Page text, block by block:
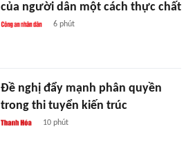
của người dân một cách thực chất
6 phút
Đề nghị đẩy mạnh phân quyền
trong thi tuyển kiến trúc
10 phút